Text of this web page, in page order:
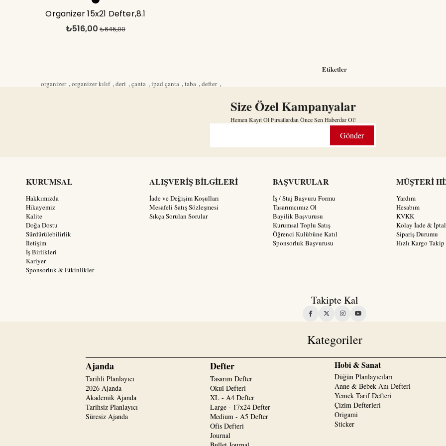
Organizer 15x21 Defter,8.1
inç İpad Çanta Siyah
₺516,00 ₺645,00
Etiketler
organizer , organizer kılıf , deri , çanta , ipad çanta , taba , defter ,
Size Özel Kampanyalar
Hemen Kayıt Ol Fırsatlardan Önce Sen Haberdar Ol!
Gönder
KURUMSAL
Hakkımızda
Hikayemiz
Kalite
Doğa Dostu
Sürdürülebilirlik
İletişim
İş Birlikleri
Kariyer
Sponsorluk & Etkinlikler
ALIŞVERİŞ BİLGİLERİ
İade ve Değişim Koşulları
Mesafeli Satış Sözleşmesi
Sıkça Sorulan Sorular
BAŞVURULAR
İş / Staj Başvuru Formu
Tasarımcımız Ol
Bayilik Başvurusu
Kurumsal Toplu Satış
Öğrenci Kulübüne Katıl
Sponsorluk Başvurusu
MÜŞTERİ
Yardım
Hesabım
KVKK
Kolay İade & İptal
Sipariş Durumu
Hızlı Kargo Takip
Takipte Kal
Kategoriler
Ajanda
Tarihli Planlayıcı
2026 Ajanda
Akademik Ajanda
Tarihsiz Planlayıcı
Süresiz Ajanda
Defter
Tasarım Defter
Okul Defteri
XL - A4 Defter
Large - 17x24 Defter
Medium - A5 Defter
Ofis Defteri
Journal
Hobi & Sanat
Düğün Planlayıcıları
Anne & Bebek Anı Defteri
Yemek Tarif Defteri
Çizim Defterleri
Origami
Sticker